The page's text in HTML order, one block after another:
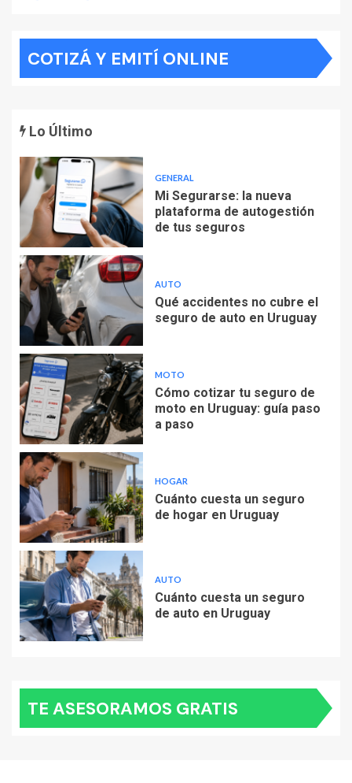
COTIZÁ Y EMITÍ ONLINE
Lo Último
GENERAL
Mi Segurarse: la nueva
plataforma de autogestión
de tus seguros
AUTO
Qué accidentes no cubre el
seguro de auto en Uruguay
MOTO
Cómo cotizar tu seguro de
moto en Uruguay: guía paso
a paso
HOGAR
Cuánto cuesta un seguro
de hogar en Uruguay
AUTO
Cuánto cuesta un seguro
de auto en Uruguay
TE ASESORAMOS GRATIS